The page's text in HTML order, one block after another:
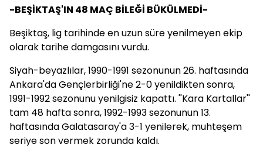
-BEŞİKTAŞ'IN 48 MAÇ BİLEĞİ BÜKÜLMEDİ-
Beşiktaş, lig tarihinde en uzun süre yenilmeyen ekip
olarak tarihe damgasını vurdu.
Siyah-beyazlılar, 1990-1991 sezonunun 26. haftasında
Ankara'da Gençlerbirliği'ne 2-0 yenildikten sonra,
1991-1992 sezonunu yenilgisiz kapattı. ''Kara Kartallar''
tam 48 hafta sonra, 1992-1993 sezonunun 13.
haftasında Galatasaray'a 3-1 yenilerek, muhteşem
seriye son vermek zorunda kaldı.